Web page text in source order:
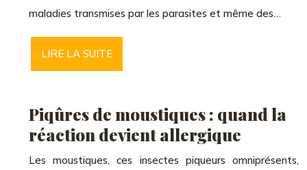
maladies transmises par les parasites et même des…
LIRE LA SUITE
Piqûres de moustiques : quand la
réaction devient allergique
Les moustiques, ces insectes piqueurs omniprésents,